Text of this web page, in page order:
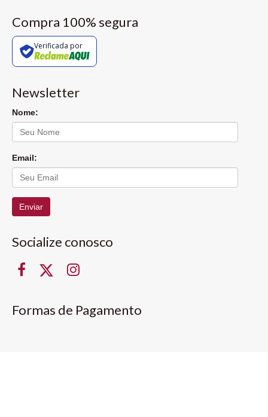
Compra 100% segura
Verificada por
Newsletter
Nome:
Email:
Enviar
Socialize conosco
Formas de Pagamento